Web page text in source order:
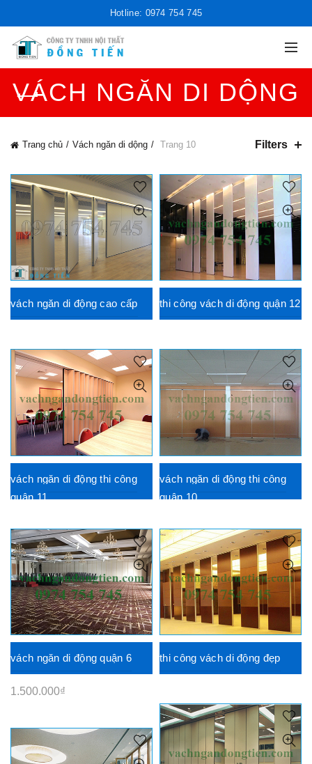
Hotline: 0974 754 745
VÁCH NGĂN DI DỘNG
Trang chủ Vách ngăn di dộng Trang 10 Filters
vách ngăn di động cao cấp thi công vách di động quận 12
vách ngăn di động thi công
quận 11
vách ngăn di động thi công
quận 10
vách ngăn di động quận 6
1.500.000₫
thi công vách di động đẹp